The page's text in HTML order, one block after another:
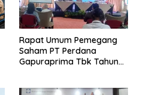
Rapat Umum Pemegang
Saham PT Perdana
Gapuraprima Tbk Tahun